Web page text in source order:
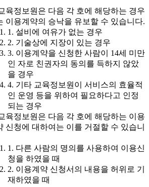
육정보원은 다음 각 호에 해당하는 경우
이용계약의 승낙을 유보할 수 있습니다.
1. 설비에 여유가 없는 경우
2. 기술상에 지장이 있는 경우
3. 이용계약을 신청한 사람이 14세 미만
인 자로 친권자의 동의를 득하지 않았
을 경우
4. 기타 교육정보원이 서비스의 효율적
인 운영 등을 위하여 필요하다고 인정
되는 경우
육정보원은 다음 각 호에 해당하는 이용
신청에 대하여는 이를 거절할 수 있습니
1. 다른 사람의 명의를 사용하여 이용신
청을 하였을 때
2. 이용계약 신청서의 내용을 허위로 기
재하였을 때